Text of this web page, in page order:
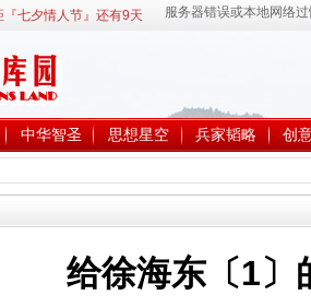
『七夕情人节』还有9天
中华智圣 思想星空 兵家韬略 创
给徐海东〔1〕